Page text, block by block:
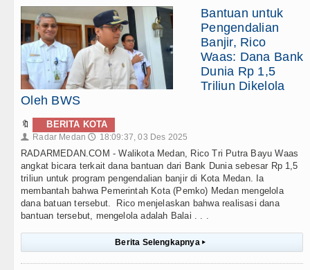
Bantuan untuk
Pengendalian
Banjir, Rico
Waas: Dana Bank
Dunia Rp 1,5
Triliun Dikelola
Oleh BWS
🔖 BERITA KOTA
👤 Radar Medan 🕔 18:09:37, 03 Des 2025
RADARMEDAN.COM - Walikota Medan, Rico Tri Putra Bayu Waas
angkat bicara terkait dana bantuan dari Bank Dunia sebesar Rp 1,5
triliun untuk program pengendalian banjir di Kota Medan. Ia
membantah bahwa Pemerintah Kota (Pemko) Medan mengelola
dana batuan tersebut. Rico menjelaskan bahwa realisasi dana
bantuan tersebut, mengelola adalah Balai . . .
Berita Selengkapnya ▸